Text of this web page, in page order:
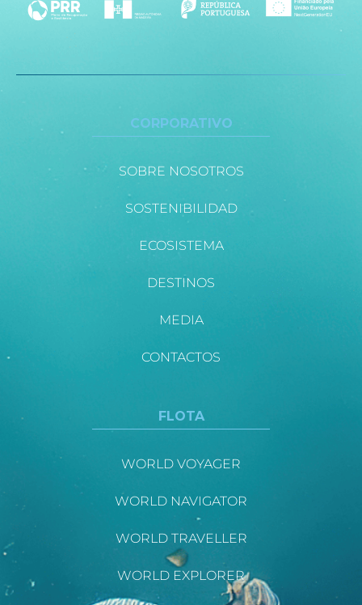
CORPORATIVO
SOBRE NOSOTROS
SOSTENIBILIDAD
ECOSISTEMA
DESTINOS
MEDIA
CONTACTOS
FLOTA
WORLD VOYAGER
WORLD NAVIGATOR
WORLD TRAVELLER
WORLD EXPLORER